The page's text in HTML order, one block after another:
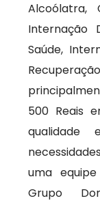
Alcoólatra,
Internação
Saúde,
500 Reais
qualidade
uma
Grupo